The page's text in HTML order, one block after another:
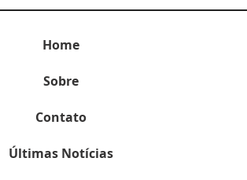
Home
Sobre
Contato
Últimas Notícias